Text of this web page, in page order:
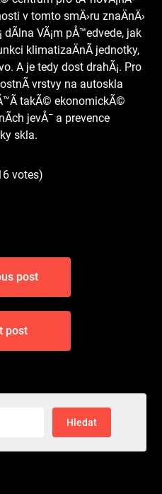
v tomto smÄ›ru znaÄnÄ›
VÃ¡m pÅ™edvede, jak
klimatizaÄnÃ­ jednotky,
A je tedy dost drahÃ¡. Pro
vrstvy na autoskla
takÃ© ekonomickÃ©
jevÅ¯ a prevence
skla.
votes)
post
post